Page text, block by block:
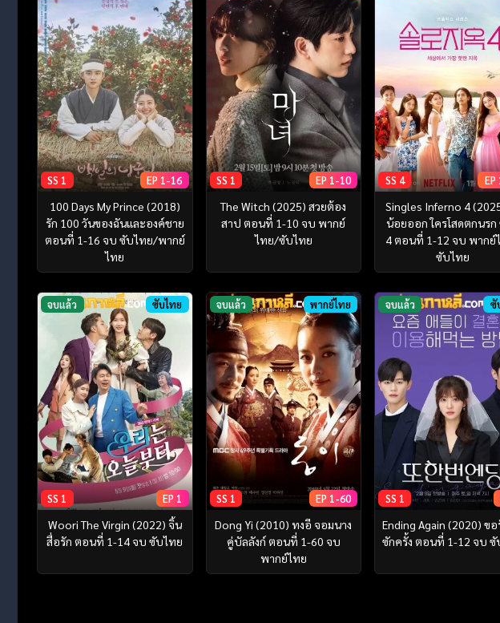
SS 1 EP 1-16
100 Days My Prince (2018)
รัก 100 วันของฉันและองค์ชาย
ตอนที่ 1-16 จบ ซับไทย/พากย์
ไทย
SS 1 EP 1-10
The Witch (2025) สวยต้อง
สาป ตอนที่ 1-10 จบ พากย์
ไทย/ซับไทย
SS 4 EP
Singles Inferno 4
น้อยออก ใครโสดตกนรก
4 ตอนที่ 1-12 จบ พากย์
ซับไทย
จบแล้ว ซับไทย
SS 1 EP 1
Woori The Virgin (2022) จิ้น
สื่อรัก ตอนที่ 1-14 จบ ซับไทย
จบแล้ว พากย์ไทย
SS 1 EP 1-60
Dong Yi (2010) ทงอี จอมนาง
คู่บัลลังก์ ตอนที่ 1-60 จบ
พากย์ไทย
จบแล้ว ซั
SS 1
Ending Again (2020) ข
ซักครั้ง ตอนที่ 1-12 จบ ซั